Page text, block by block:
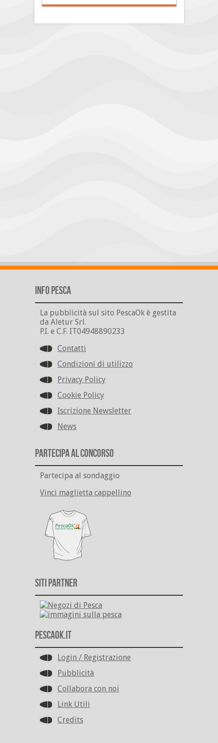
Info Pesca
La pubblicità sul sito PescaOk è gestita
da Aletur Srl.
P.I. e C.F. IT04948890233
Contatti
Condizioni di utilizzo
Privacy Policy
Cookie Policy
Iscrizione Newsletter
News
Partecipa al Concorso
Partecipa al sondaggio
Vinci maglietta cappellino
Siti Partner
PescaOk.it
Login / Registrazione
Pubblicità
Collabora con noi
Link Utili
Credits